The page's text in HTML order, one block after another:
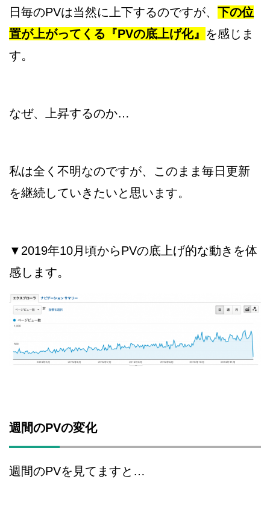
日毎のPVは当然に上下するのですが、 下の位
置が上がってくる『PVの底上げ化』 を感じま
す。
なぜ、上昇するのか…
私は全く不明なのですが、このまま毎日更新
を継続していきたいと思います。
▼2019年10月頃からPVの底上げ的な動きを体
感します。
週間のPVの変化
週間のPVを見てますと…